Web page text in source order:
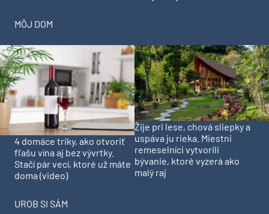
MÔJ DOM
4 domáce triky, ako otvoriť
fľašu vína aj bez vývrtky.
Stačí pár vecí, ktoré už máte
doma (video)
Žije pri lese, chová sliepky a
uspáva ju rieka. Miestni
remeselníci vytvorili
bývanie, ktoré vyzerá ako
malý raj
UROB SI SÁM